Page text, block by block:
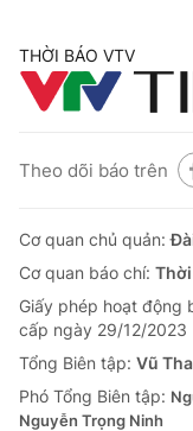
THỜI BÁO VTV
Theo dõi báo trên
Cơ quan chủ quản:
Cơ quan báo chí:
Giấy phép hoạt động
cấp ngày 29/12/2023
Tổng Biên tập: Vũ
Phó Tổng Biên tập:
Nguyễn Trọng Ninh